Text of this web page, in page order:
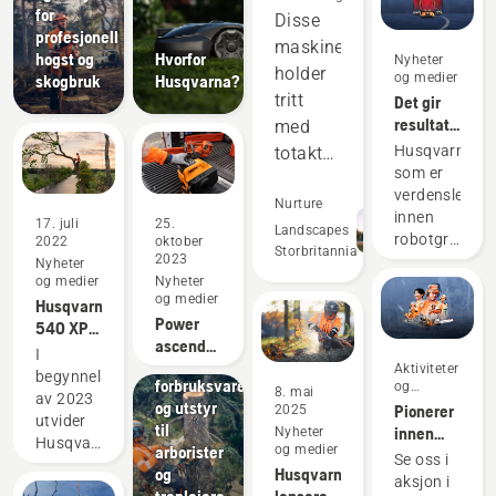
for
profesjonell
hogst og
skogbruk
17. juli
2022
Nyheter
og medier
Husqvarna
540 XP®
Mark III
og
Husqvarna
T540
XP®
I
begynnelsen
av 2023
utvider
Husqvarna
sitt med
Hvorfor
Husqvarna?
25.
oktober
2023
Nyheter
og medier
Power
ascender:
x
Skylotec
Løsninger
Stort
forbruksvarer
og utstyr
til
arborister
og
Disse
maskinene
holder
tritt
med
totaktsutstyret
overgår
dem på
mange
Dette
gjør at
vi
sparer
tid og
penger,
samtidig
Nurture
Landscapes
Storbritannia
8. mai
2025
Nyheter
og medier
Husqvarna
Nyheter
og medier
Det gir
resultater
å være
proff på
gress
Husqvarna,
som er
innen
begeistret
over å
kunne
samarbeidet
med
Liverpool
FC – en
ikonisk
fotballklubb.
Aktiviteter
og
arrangementer
Pionerer
innen
motorsager
siden
Se oss i
aksjon i